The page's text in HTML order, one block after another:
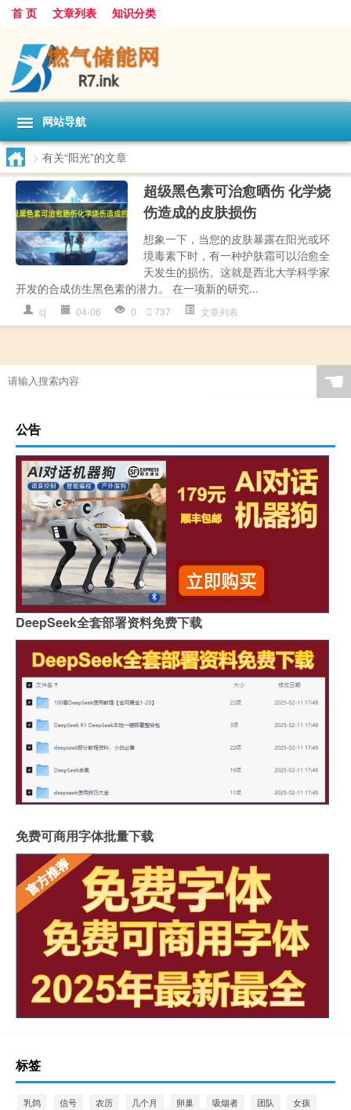
首 页 文章列表 知识分类
网站导航
> 有关“阳光”的文章
超级黑色素可治愈晒伤 化学烧
伤造成的皮肤损伤
想象一下，当您的皮肤暴露在阳光或环
境毒素下时，有一种护肤霜可以治愈全
天发生的损伤。这就是西北大学科学家
开发的合成仿生黑色素的潜力。 在一项新的研究...
cj 04-06 0 737 文章列表
☚
公告
DeepSeek全套部署资料免费下载
免费可商用字体批量下载
标签
乳鸽 信号 农历 几个月 卵巢 吸烟者 团队 女孩